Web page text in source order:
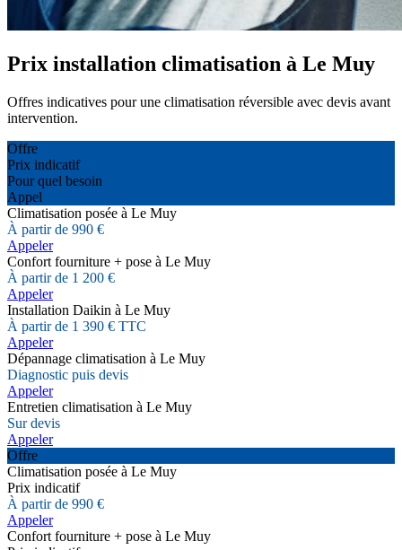
Prix installation climatisation à Le Muy
Offres indicatives pour une climatisation réversible avec devis avant
intervention.
Offre
Prix indicatif
Pour quel besoin
Appel
Climatisation posée à Le Muy
À partir de 990 €
Appeler
Confort fourniture + pose à Le Muy
À partir de 1 200 €
Appeler
Installation Daikin à Le Muy
À partir de 1 390 € TTC
Appeler
Dépannage climatisation à Le Muy
Diagnostic puis devis
Appeler
Entretien climatisation à Le Muy
Sur devis
Appeler
Offre
Climatisation posée à Le Muy
Prix indicatif
À partir de 990 €
Appeler
Confort fourniture + pose à Le Muy